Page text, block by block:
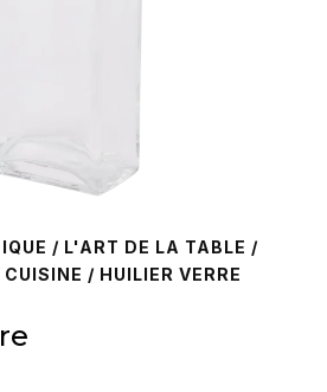
/ L'ART DE LA TABLE /
/ HUILIER VERRE